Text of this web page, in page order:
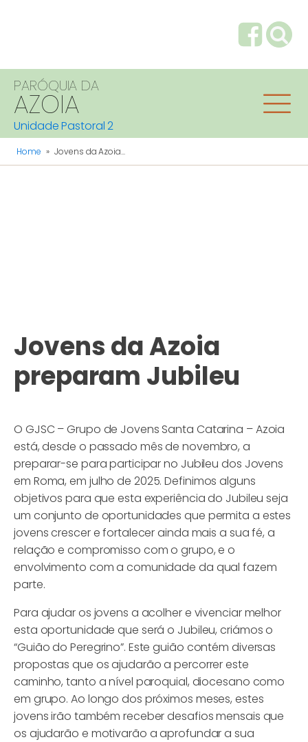
PARÓQUIA DA
AZOIA
Unidade Pastoral 2
Home » Jovens da Azoia...
Jovens da Azoia
preparam Jubileu
O GJSC – Grupo de Jovens Santa Catarina – Azoia
está, desde o passado mês de novembro, a
preparar-se para participar no Jubileu dos Jovens
em Roma, em julho de 2025. Definimos alguns
objetivos para que esta experiência do Jubileu seja
um conjunto de oportunidades que permita a estes
jovens crescer e fortalecer ainda mais a sua fé, a
relação e compromisso com o grupo, e o
envolvimento com a comunidade da qual fazem
parte.
Para ajudar os jovens a acolher e vivenciar melhor
esta oportunidade que será o Jubileu, criámos o
“Guião do Peregrino”. Este guião contém diversas
propostas que os ajudarão a percorrer este
caminho, tanto a nível paroquial, diocesano como
em grupo. Ao longo dos próximos meses, estes
jovens irão também receber desafios mensais que
os ajudarão e motivarão a aprofundar a sua